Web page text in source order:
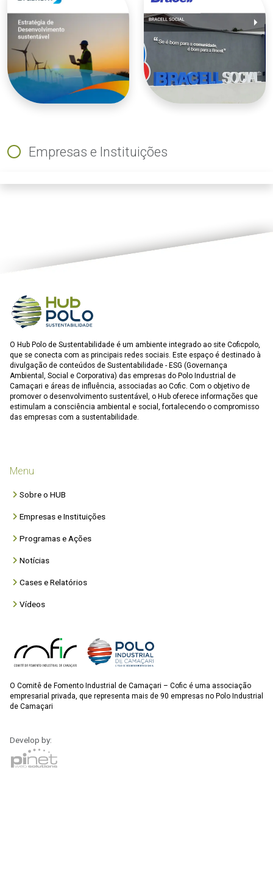
Empresas e Instituições
O Hub Polo de Sustentabilidade é um ambiente integrado ao site Coficpolo,
que se conecta com as principais redes sociais. Este espaço é destinado à
divulgação de conteúdos de Sustentabilidade - ESG (Governança
Ambiental, Social e Corporativa) das empresas do Polo Industrial de
Camaçari e áreas de influência, associadas ao Cofic. Com o objetivo de
promover o desenvolvimento sustentável, o Hub oferece informações que
estimulam a consciência ambiental e social, fortalecendo o compromisso
das empresas com a sustentabilidade.
Menu
Sobre o HUB
Empresas e Instituições
Programas e Ações
Notícias
Cases e Relatórios
Vídeos
O Comitê de Fomento Industrial de Camaçari – Cofic é uma associação
empresarial privada, que representa mais de 90 empresas no Polo Industrial
de Camaçari
Develop by: